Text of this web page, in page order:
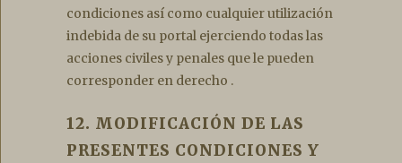
condiciones así como cualquier utilización
indebida de su portal ejerciendo todas las
acciones civiles y penales que le pueden
corresponder en derecho .
12. MODIFICACIÓN DE LAS
PRESENTES CONDICIONES Y